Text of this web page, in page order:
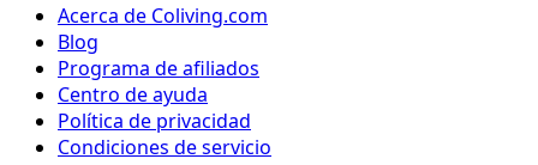
Acerca de Coliving.com
Blog
Programa de afiliados
Centro de ayuda
Política de privacidad
Condiciones de servicio